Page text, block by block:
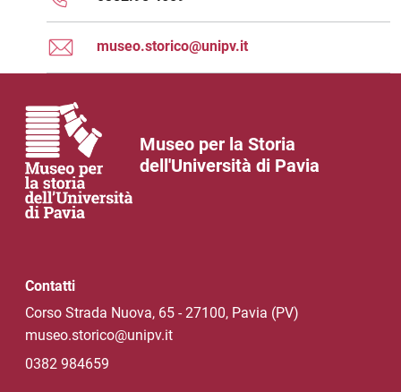
museo.storico@unipv.it
Museo per la Storia
dell'Università di Pavia
Contatti
Corso Strada Nuova, 65 - 27100, Pavia (PV)
museo.storico@unipv.it
0382 984659